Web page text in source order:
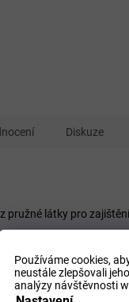
Používáme cookies,
neustále zlepšovali
analýzy návštěvnosti
Diskuze
pružné látky pro